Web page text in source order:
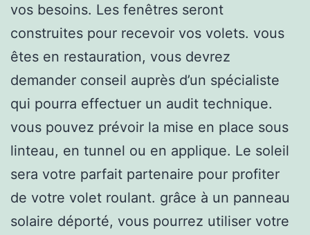
vos besoins. Les fenêtres seront
construites pour recevoir vos volets. vous
êtes en restauration, vous devrez
demander conseil auprès d’un spécialiste
qui pourra effectuer un audit technique.
vous pouvez prévoir la mise en place sous
linteau, en tunnel ou en applique. Le soleil
sera votre parfait partenaire pour profiter
de votre volet roulant. grâce à un panneau
solaire déporté, vous pourrez utiliser votre